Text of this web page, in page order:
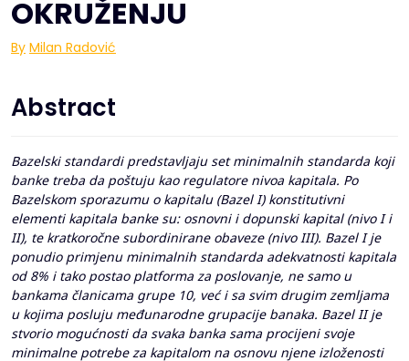
OKRUŽENJU
By Milan Radović
Abstract
Bazelski standardi predstavljaju set minimalnih standarda koji
banke treba da poštuju kao regulatore nivoa kapitala. Po
Bazelskom sporazumu o kapitalu (Bazel I) konstitutivni
elementi kapitala banke su: osnovni i dopunski kapital (nivo I i
II), te kratkoročne subordinirane obaveze (nivo III). Bazel I je
ponudio primjenu minimalnih standarda adekvatnosti kapitala
od 8% i tako postao platforma za poslovanje, ne samo u
bankama članicama grupe 10, već i sa svim drugim zemljama
u kojima posluju međunarodne grupacije banaka. Bazel II je
stvorio mogućnosti da svaka banka sama procijeni svoje
minimalne potrebe za kapitalom na osnovu njene izloženosti